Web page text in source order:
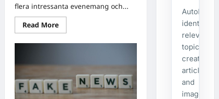
flera intressanta evenemang och...
Read MoreRead
more
Världens
som
idag
och
under
AutoPost
identifies
relevant
topics,
creates
articles
and
images,